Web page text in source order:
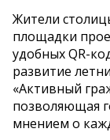
Жители
площадки
удобных QR-
развитие
«Активный
позволяющая
мнением о